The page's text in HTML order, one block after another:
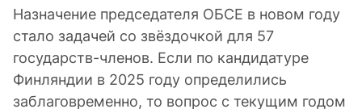
Назначение председателя ОБСЕ в новом году
стало задачей со звёздочкой для 57
государств-членов. Если по кандидатуре
Финляндии в 2025 году определились
заблаговременно, то вопрос с текущим годом